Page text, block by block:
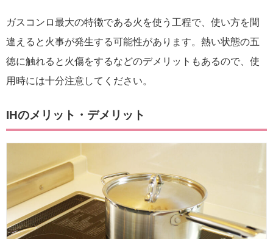
ガスコンロ最大の特徴である火を使う工程で、使い方を間
違えると火事が発生する可能性があります。熱い状態の五
徳に触れると火傷をするなどのデメリットもあるので、使
用時には十分注意してください。
IHのメリット・デメリット